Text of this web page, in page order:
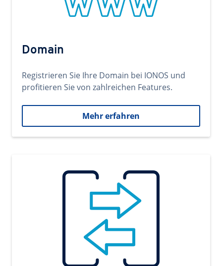
Domain
Registrieren Sie Ihre Domain bei IONOS und
profitieren Sie von zahlreichen Features.
Mehr erfahren